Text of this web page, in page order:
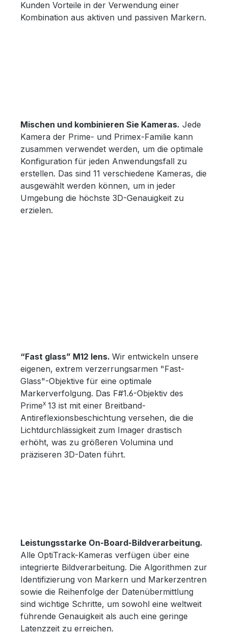
Kunden Vorteile in der Verwendung einer
Kombination aus aktiven und passiven Markern.
Mischen und kombinieren Sie Kameras. Jede
Kamera der Prime- und Primex-Familie kann
zusammen verwendet werden, um die optimale
Konfiguration für jeden Anwendungsfall zu
erstellen. Das sind 11 verschiedene Kameras, die
ausgewählt werden können, um in jeder
Umgebung die höchste 3D-Genauigkeit zu
erzielen.
“Fast glass” M12 lens. Wir entwickeln unsere
eigenen, extrem verzerrungsarmen "Fast-
Glass"-Objektive für eine optimale
Markerverfolgung. Das F#1.6-Objektiv des
Primex 13 ist mit einer Breitband-
Antireflexionsbeschichtung versehen, die die
Lichtdurchlässigkeit zum Imager drastisch
erhöht, was zu größeren Volumina und
präziseren 3D-Daten führt.
Leistungsstarke On-Board-Bildverarbeitung.
Alle OptiTrack-Kameras verfügen über eine
integrierte Bildverarbeitung. Die Algorithmen zur
Identifizierung von Markern und Markerzentren
sowie die Reihenfolge der Datenübermittlung
sind wichtige Schritte, um sowohl eine weltweit
führende Genauigkeit als auch eine geringe
Latenzzeit zu erreichen.